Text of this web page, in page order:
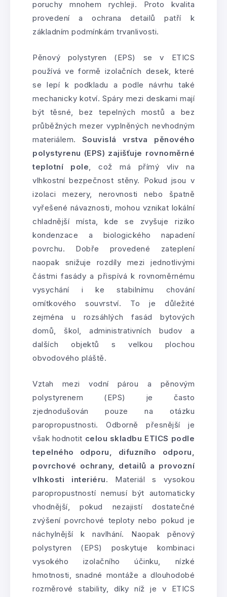
poruchy mnohem rychleji. Proto kvalita
provedení a ochrana detailů patří k
základním podmínkám trvanlivosti.
Pěnový polystyren (EPS) se v ETICS
používá ve formě izolačních desek, které
se lepí k podkladu a podle návrhu také
mechanicky kotví. Spáry mezi deskami mají
být těsné, bez tepelných mostů a bez
průběžných mezer vyplněných nevhodným
materiálem. Souvislá vrstva pěnového
polystyrenu (EPS) zajišťuje rovnoměrné
teplotní pole, což má přímý vliv na
vlhkostní bezpečnost stěny. Pokud jsou v
izolaci mezery, nerovnosti nebo špatně
vyřešené návaznosti, mohou vznikat lokální
chladnější místa, kde se zvyšuje riziko
kondenzace a biologického napadení
povrchu. Dobře provedené zateplení
naopak snižuje rozdíly mezi jednotlivými
částmi fasády a přispívá k rovnoměrnému
vysychání i ke stabilnímu chování
omítkového souvrství. To je důležité
zejména u rozsáhlých fasád bytových
domů, škol, administrativních budov a
dalších objektů s velkou plochou
obvodového pláště.
Vztah mezi vodní párou a pěnovým
polystyrenem (EPS) je často
zjednodušován pouze na otázku
paropropustnosti. Odborně přesnější je
však hodnotit celou skladbu ETICS podle
tepelného odporu, difuzního odporu,
povrchové ochrany, detailů a provozní
vlhkosti interiéru. Materiál s vysokou
paropropustností nemusí být automaticky
vhodnější, pokud nezajistí dostatečné
zvýšení povrchové teploty nebo pokud je
náchylnější k navlhání. Naopak pěnový
polystyren (EPS) poskytuje kombinaci
vysokého izolačního účinku, nízké
hmotnosti, snadné montáže a dlouhodobé
rozměrové stability, díky níž je v ETICS